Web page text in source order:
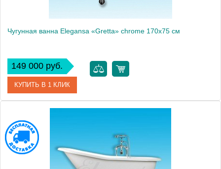
Чугунная ванна Elegansa «Gretta» chrome 170x75 см
149 000 руб.
КУПИТЬ В 1 КЛИК
Артикул
Модель
Производитель